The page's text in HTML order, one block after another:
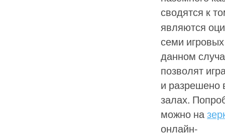
сводятся к
являются
семи
данном
позволят
и разрешено
залах.
можно на
онлайн-